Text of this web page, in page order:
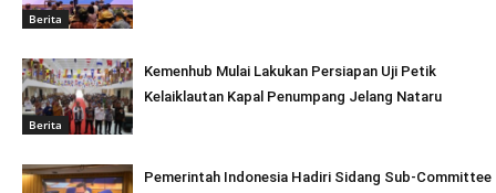
Berita
Berita
Kemenhub Mulai Lakukan Persiapan Uji Petik
Kelaiklautan Kapal Penumpang Jelang Nataru
Pemerintah Indonesia Hadiri Sidang Sub-Committee